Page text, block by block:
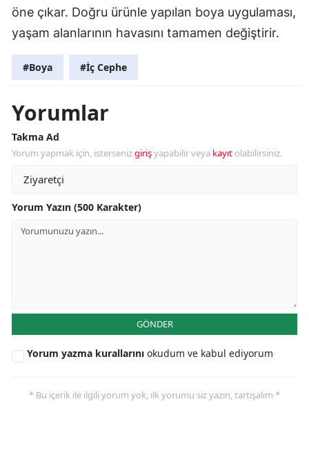
öne çıkar. Doğru ürünle yapılan boya uygulaması,
yaşam alanlarının havasını tamamen değiştirir.
#Boya #İç Cephe
Yorumlar
Takma Ad
Yorum yapmak için, istersenizgirişyapabilir veya kayıt olabilirsiniz.
Yorum Yazın (500 Karakter)
GÖNDER
Yorum yazma kurallarını okudum ve kabul ediyorum
* Bu içerik ile ilgili yorum yok, ilk yorumu siz yazın, tartışalım *